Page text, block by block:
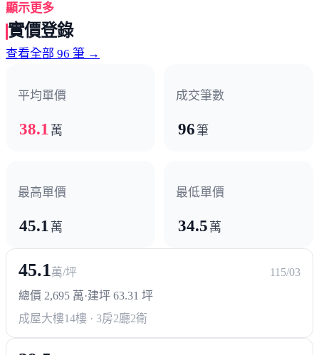
熱門商圈
顯示更多
實價登錄
查看全部 96 筆 →
平均單價
38.1 萬
成交筆數
96筆
最高單價
45.1 萬
最低單價
34.5 萬
45.1萬/坪
115/03
總價 2,695 萬·建坪 63.31 坪
成屋大樓14樓 · 3房2廳2衛